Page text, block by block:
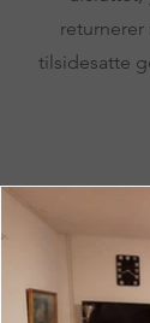
tilsidesatte